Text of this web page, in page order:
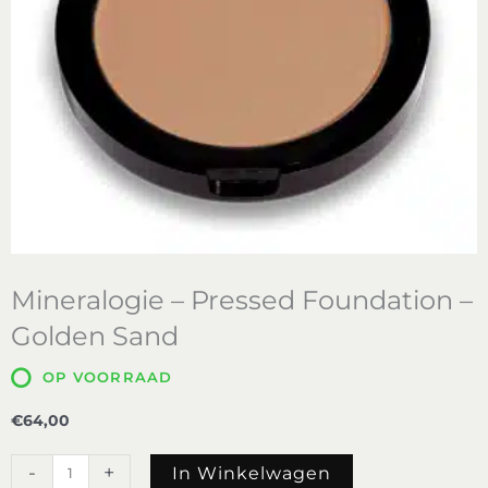
Mineralogie – Pressed Foundation –
Golden Sand
OP VOORRAAD
€64,00
- + In Winkelwagen